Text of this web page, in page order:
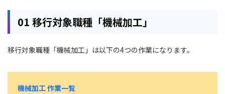
01 移行対象職種「機械加工」
移行対象職種「機械加工」は以下の4つの作業になります。
機械加工 作業一覧